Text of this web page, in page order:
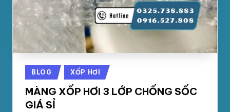
Posted
in
BLOG XỐP HƠI
MÀNG XỐP HƠI 3 LỚP CHỐNG SỐC
GIÁ SỈ